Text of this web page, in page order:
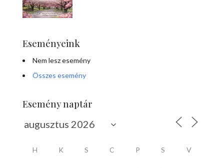
Eseményeink
Nem lesz esemény
Összes esemény
Esemény naptár
H K S C P S V